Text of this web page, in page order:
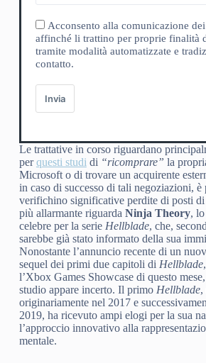
Acconsento alla comunicazione
affinché li trattino per proprie finalità
tramite modalità automatizzate e
contatto.
Invia
Le trattative in corso riguardano
perquesti studi di “ricomprare” la
Microsoft o di trovare un acquirente
in caso di successo di tali negoziazioni, è
verifichino significative perdite di posti
più allarmante riguarda Ninja Theory,
celebre per la serie Hellblade, che,
sarebbe già stato informato della sua
Nonostante l’annuncio recente di un
sequel dei primi due capitoli di Hellblade
l’Xbox Games Showcase di questo
studio appare incerto. Il primo Hellblade,
originariamente nel 2017 e
2019, ha ricevuto ampi elogi per la sua
l’approccio innovativo alla
mentale.